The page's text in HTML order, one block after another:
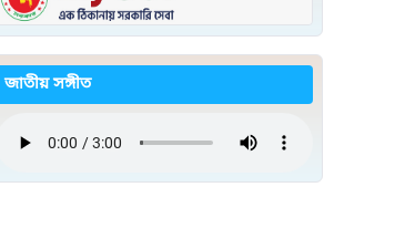
জাতীয় সঙ্গীত